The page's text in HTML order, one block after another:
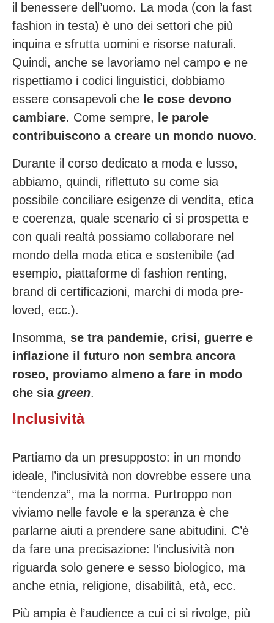
il benessere dell’uomo. La moda (con la fast
fashion in testa) è uno dei settori che più
inquina e sfrutta uomini e risorse naturali.
Quindi, anche se lavoriamo nel campo e ne
rispettiamo i codici linguistici, dobbiamo
essere consapevoli che le cose devono
cambiare. Come sempre,
le parole
contribuiscono a creare un mondo nuovo.
Durante il corso dedicato a moda e lusso,
abbiamo, quindi, riflettuto su come sia
possibile conciliare esigenze di vendita, etica
e coerenza, quale scenario ci si prospetta e
con quali realtà possiamo collaborare nel
mondo della moda etica e sostenibile (ad
esempio, piattaforme di fashion renting,
brand di certificazioni, marchi di moda pre-
loved, ecc.).
Insomma, se tra pandemie, crisi, guerre e
inflazione il futuro non sembra ancora
roseo, proviamo almeno a fare in modo
che sia green.
Inclusività
Partiamo da un presupposto: in un mondo
ideale, l’inclusività non dovrebbe essere una
“tendenza”, ma la norma. Purtroppo non
viviamo nelle favole e la speranza è che
parlarne aiuti a prendere sane abitudini. C’è
da fare una precisazione: l’inclusività non
riguarda solo genere e sesso biologico, ma
anche etnia, religione, disabilità, età, ecc.
Più ampia è l’audience a cui ci si rivolge, più